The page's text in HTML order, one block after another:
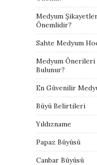
Medyum
Önemlidir?
Sahte Medyum
Medyum Önerileri
Bulunur?
En Güvenilir
Büyü Belirtileri
Yıldızname
Papaz Büyüsü
Canbar Büyüsü